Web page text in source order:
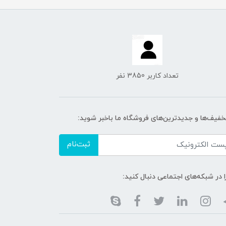
تعداد کاربر 3850 نفر
و جدیدترین‌های فروشگاه ما باخبر شوید:
ثبت‌نام
در شبکه‌های اجتماعی دنبال کنید: